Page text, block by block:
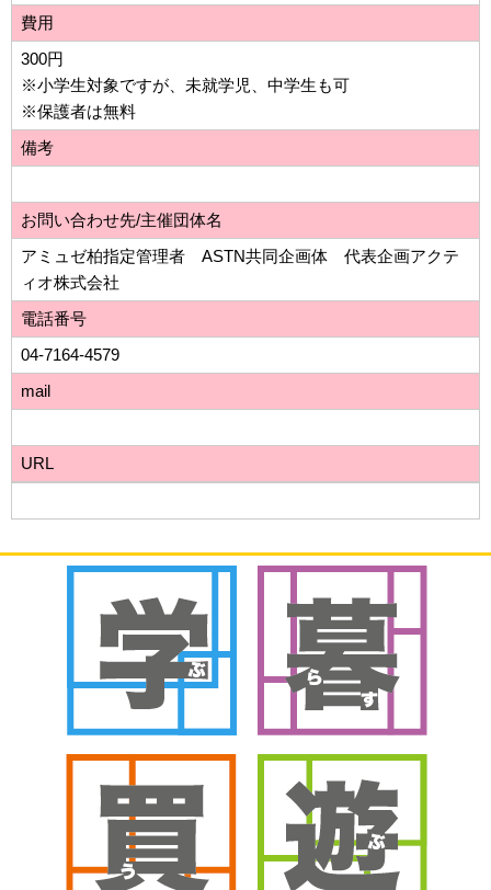
費用
300円
※小学生対象ですが、未就学児、中学生も可
※保護者は無料
備考
お問い合わせ先/主催団体名
アミュゼ柏指定管理者 ASTN共同企画体 代表企画アクテ
ィオ株式会社
電話番号
04-7164-4579
mail
URL